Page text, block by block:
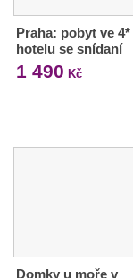
Praha: pobyt ve 4*
hotelu se snídaní
1 490 Kč
Domky u moře v